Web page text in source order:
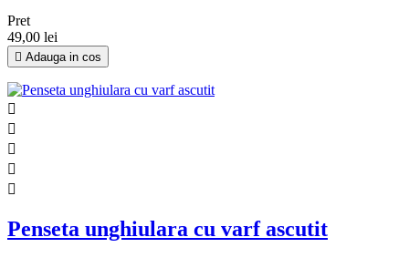
Pret
49,00 lei
 Adauga in cos





Penseta unghiulara cu varf ascutit